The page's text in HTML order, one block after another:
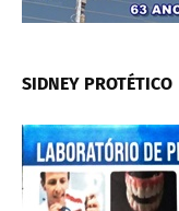
SIDNEY PROTÉTICO